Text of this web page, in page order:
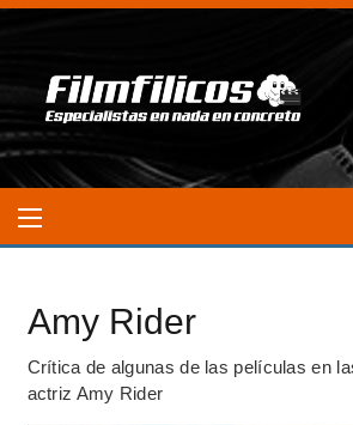
Amy Rider
Crítica de algunas de las películas en
actriz Amy Rider